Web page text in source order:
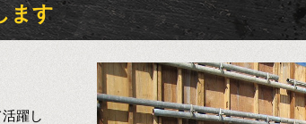
ます
躍し